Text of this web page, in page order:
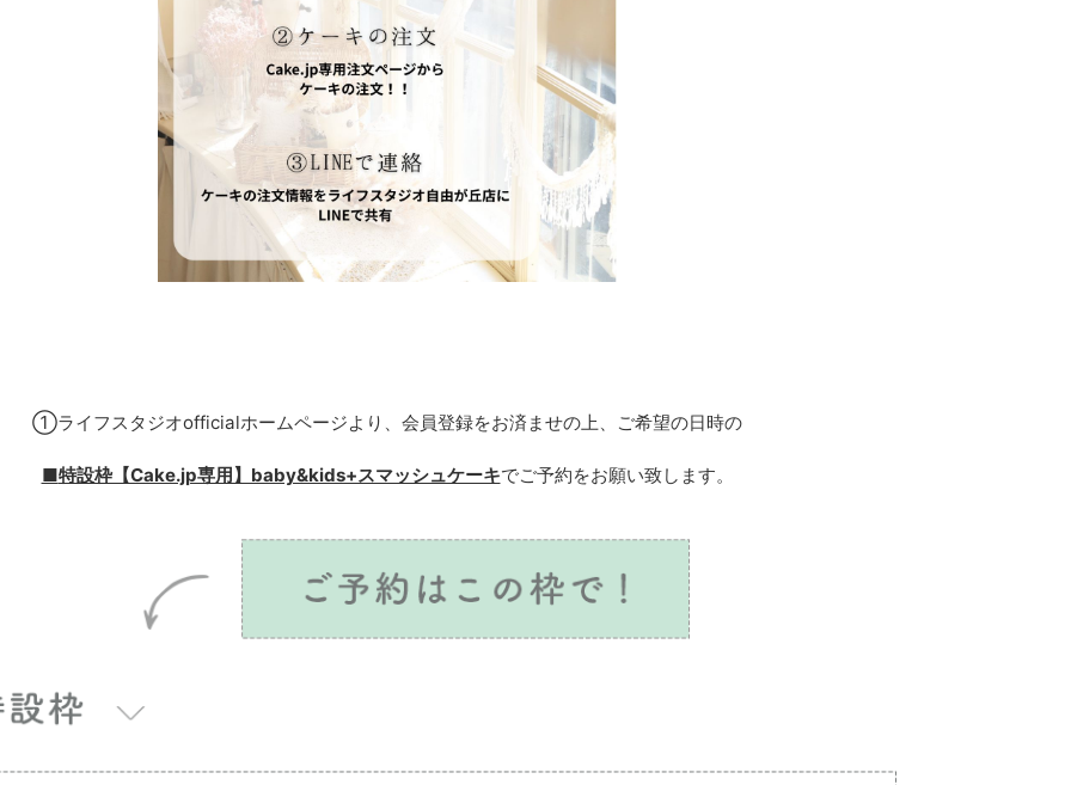
①ライフスタジオofficialホームページより、会員登録をお済ませの上、ご希望の日時の
■特設枠【Cake.jp専用】baby&kids+スマッシュケーキでご予約をお願い致します。